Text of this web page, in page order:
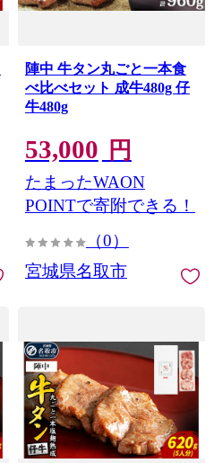
陣中 牛タン丸ごと一本食
べ比べセット 成牛480g 仔
牛480g
53,000 円
たまったWAON
POINTで寄附できる！
（0）
宮城県名取市